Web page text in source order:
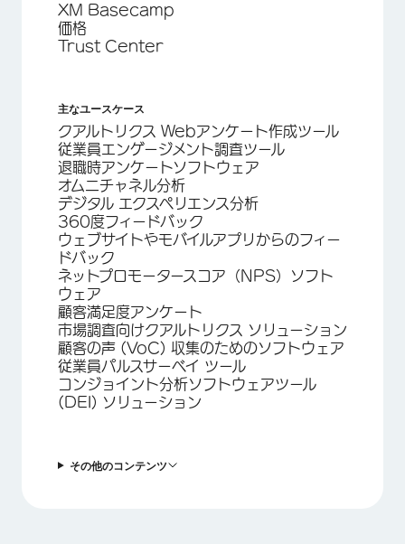
XM Basecamp
価格
Trust Center
主なユースケース
クアルトリクス Webアンケート作成ツール
従業員エンゲージメント調査ツール
退職時アンケートソフトウェア
オムニチャネル分析
デジタル エクスペリエンス分析
360度フィードバック
ウェブサイトやモバイルアプリからのフィー
ドバック
ネットプロモータースコア（NPS）ソフト
ウェア
顧客満足度アンケート
市場調査向けクアルトリクス ソリューション
顧客の声 (VoC) 収集のためのソフトウェア
従業員パルスサーベイ ツール
コンジョイント分析ソフトウェアツール
(DEI) ソリューション
その他のコンテンツ